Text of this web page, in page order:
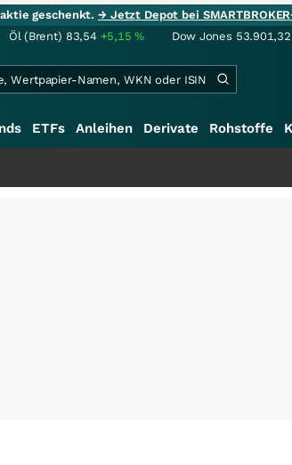
geschenkt.→ Jetzt Depot bei
Öl (Brent) 83,54 +5,15% Dow Jones 53.901,32
ETFs Anleihen Derivate Rohstoffe